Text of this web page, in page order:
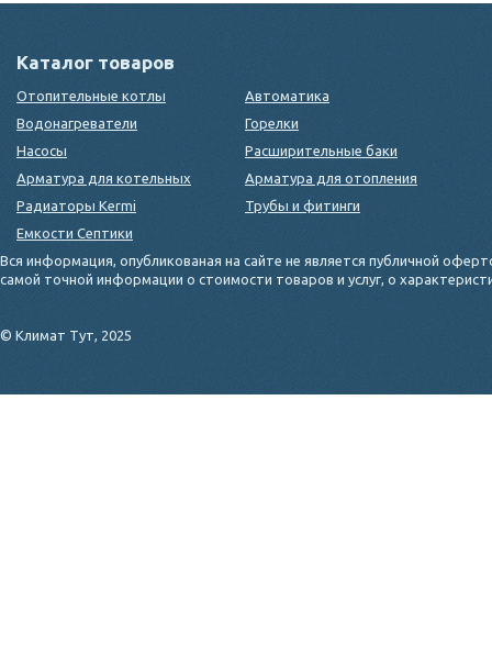
Каталог товаров
Отопительные котлы
Автоматика
Водонагреватели
Горелки
Насосы
Расширительные баки
Арматура для котельных
Арматура для отопления
Радиаторы Kermi
Трубы и фитинги
Емкости Септики
Вся информация, опубликованая на сайте не является публичной
самой точной информации о стоимости товаров и услуг, о
© Климат Тут, 2025